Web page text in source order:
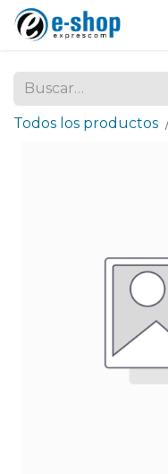
Todos los productos